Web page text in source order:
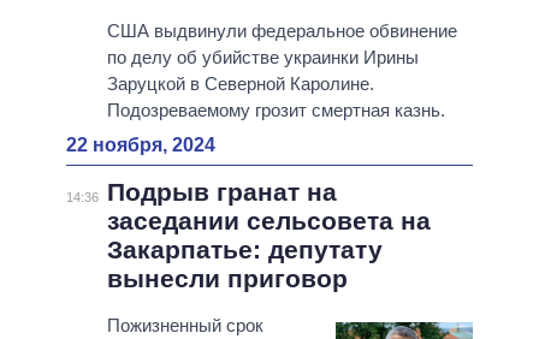
США выдвинули федеральное обвинение
по делу об убийстве украинки Ирины
Заруцкой в ​​Северной Каролине.
Подозреваемому грозит смертная казнь.
22 ноября, 2024
14:36
Подрыв гранат на
заседании сельсовета на
Закарпатье: депутату
вынесли приговор
Пожизненный срок